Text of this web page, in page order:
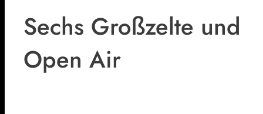
Sechs Großzelte und
Open Air